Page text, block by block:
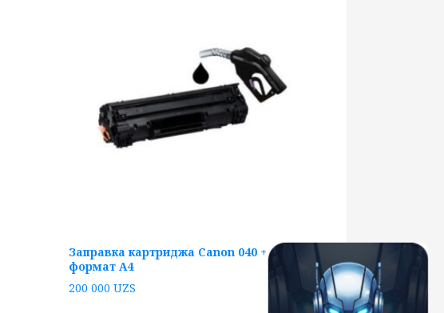
Заправка картриджа Canon 040 + чип
формат А4
200 000UZS